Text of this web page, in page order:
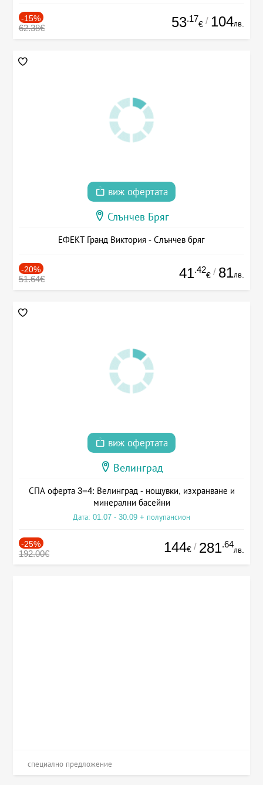
-15%
62.38€ 53.17
€ / 104лв.
виж офертата
Слънчев Бряг
ЕФЕКТ Гранд Виктория - Слънчев бряг
-20%
51.64€ 41.42
€ / 81лв.
виж офертата
Велинград
СПА оферта 3=4: Велинград - нощувки, изхранване и
минерални басейни
Дата: 01.07 - 30.09 + полупансион
-25%
192.00€ 144€ / 281.64
лв.
специално предложение